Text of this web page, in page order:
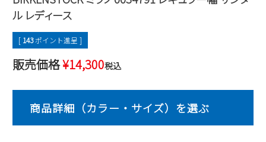
puma
EDWIN
new balance
財布
メルマガ購買
休業日 お問い合わせ窓口休業日
2026 年8月
ル レディース
[ 143ポイント進呈 ]
販売価格¥14,300税込